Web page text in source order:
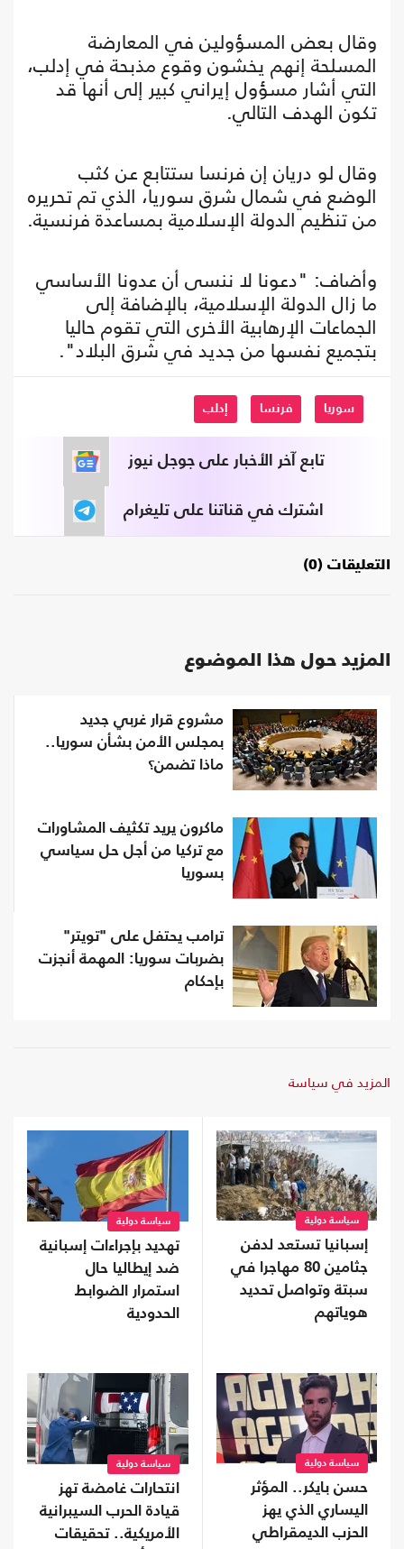
وقال بعض المسؤولين في المعارضة
المسلحة إنهم يخشون وقوع مذبحة في إدلب،
التي أشار مسؤول إيراني كبير إلى أنها قد
تكون الهدف التالي.
وقال لو دريان إن فرنسا ستتابع عن كثب
الوضع في شمال شرق سوريا، الذي تم تحريره
من تنظيم الدولة الإسلامية بمساعدة فرنسية.
وأضاف: "دعونا لا ننسى أن عدونا الأساسي
ما زال الدولة الإسلامية، بالإضافة إلى
الجماعات الإرهابية الأخرى التي تقوم حاليا
بتجميع نفسها من جديد في شرق البلاد".
سوريا فرنسا إدلب
تابع آخر الأخبار على جوجل نيوز
اشترك في قناتنا على تليغرام
التعليقات (0)
المزيد حول هذا الموضوع
مشروع قرار غربي جديد
بمجلس الأمن بشأن سوريا..
ماذا تضمن؟
ماكرون يريد تكثيف المشاورات
مع تركيا من أجل حل سياسي
بسوريا
ترامب يحتفل على "تويتر"
بضربات سوريا: المهمة أنجزت
بإحكام
المزيد في سياسة
سياسة دولية
إسبانيا تستعد لدفن
جثامين 80 مهاجرا في
سبتة وتواصل تحديد
هوياتهم
سياسة دولية
تهديد بإجراءات إسبانية
ضد إيطاليا حال
استمرار الضوابط
الحدودية
سياسة دولية
حسن بايكر.. المؤثر
اليساري الذي يهز
الحزب الديمقراطي
سياسة دولية
انتحارات غامضة تهز
قيادة الحرب السيبرانية
الأمريكية.. تحقيقات